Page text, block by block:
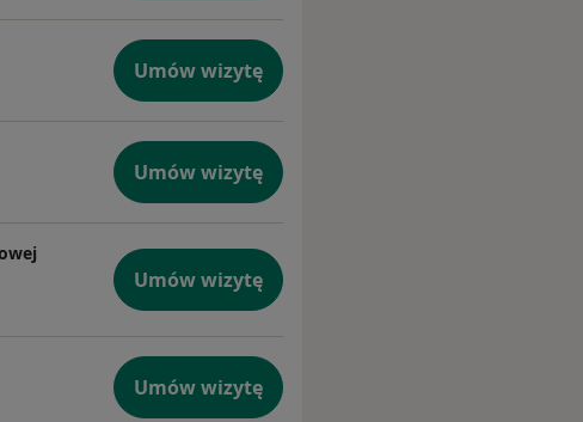
Umów wizytę
Umów wizytę
Umów wizytę
Umów wizytę